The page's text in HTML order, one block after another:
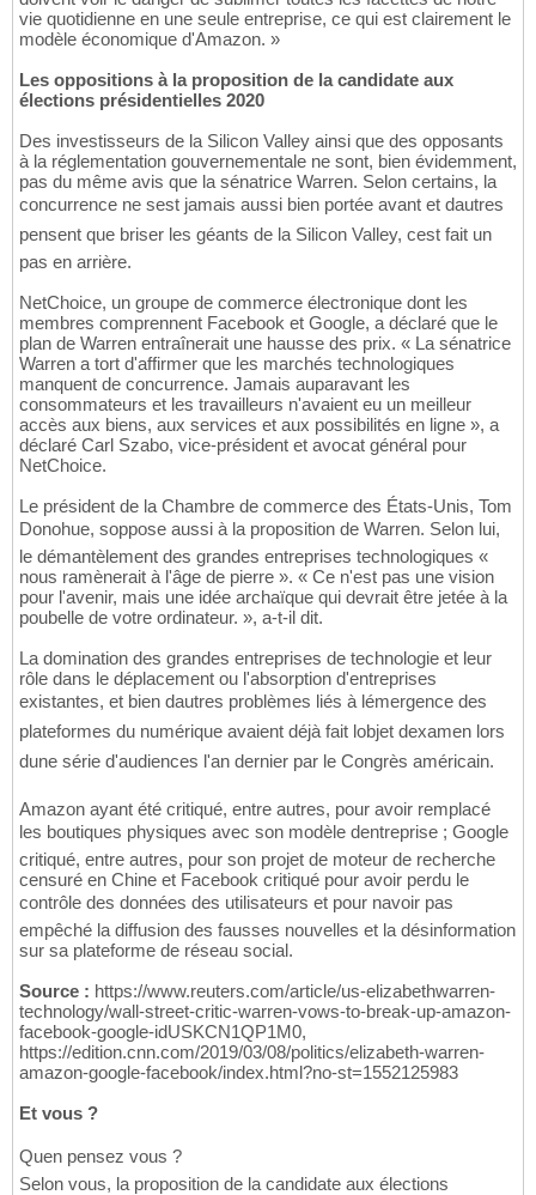
vie quotidienne en une seule entreprise, ce qui est clairement le
modèle économique d'Amazon. »
Les oppositions à la proposition de la candidate aux
élections présidentielles 2020
Des investisseurs de la Silicon Valley ainsi que des opposants
à la réglementation gouvernementale ne sont, bien évidemment,
pas du même avis que la sénatrice Warren. Selon certains, la
concurrence ne sest jamais aussi bien portée avant et dautres
pensent que briser les géants de la Silicon Valley, cest fait un
pas en arrière.
NetChoice, un groupe de commerce électronique dont les
membres comprennent Facebook et Google, a déclaré que le
plan de Warren entraînerait une hausse des prix. « La sénatrice
Warren a tort d'affirmer que les marchés technologiques
manquent de concurrence. Jamais auparavant les
consommateurs et les travailleurs n'avaient eu un meilleur
accès aux biens, aux services et aux possibilités en ligne », a
déclaré Carl Szabo, vice-président et avocat général pour
NetChoice.
Le président de la Chambre de commerce des États-Unis, Tom
Donohue, soppose aussi à la proposition de Warren. Selon lui,
le démantèlement des grandes entreprises technologiques «
nous ramènerait à l'âge de pierre ». « Ce n'est pas une vision
pour l'avenir, mais une idée archaïque qui devrait être jetée à la
poubelle de votre ordinateur. », a-t-il dit.
La domination des grandes entreprises de technologie et leur
rôle dans le déplacement ou l'absorption d'entreprises
existantes, et bien dautres problèmes liés à lémergence des
plateformes du numérique avaient déjà fait lobjet dexamen lors
dune série d'audiences l'an dernier par le Congrès américain.
Amazon ayant été critiqué, entre autres, pour avoir remplacé
les boutiques physiques avec son modèle dentreprise ; Google
critiqué, entre autres, pour son projet de moteur de recherche
censuré en Chine et Facebook critiqué pour avoir perdu le
contrôle des données des utilisateurs et pour navoir pas
empêché la diffusion des fausses nouvelles et la désinformation
sur sa plateforme de réseau social.
Source : https://www.reuters.com/article/us-elizabethwarren-
technology/wall-street-critic-warren-vows-to-break-up-amazon-
facebook-google-idUSKCN1QP1M0,
https://edition.cnn.com/2019/03/08/politics/elizabeth-warren-
amazon-google-facebook/index.html?no-st=1552125983
Et vous ?
Quen pensez vous ?
Selon vous, la proposition de la candidate aux élections